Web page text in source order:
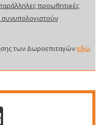
προωθητικές
συνυπολογιστούν
των Δωροεπιταγών εδώ.